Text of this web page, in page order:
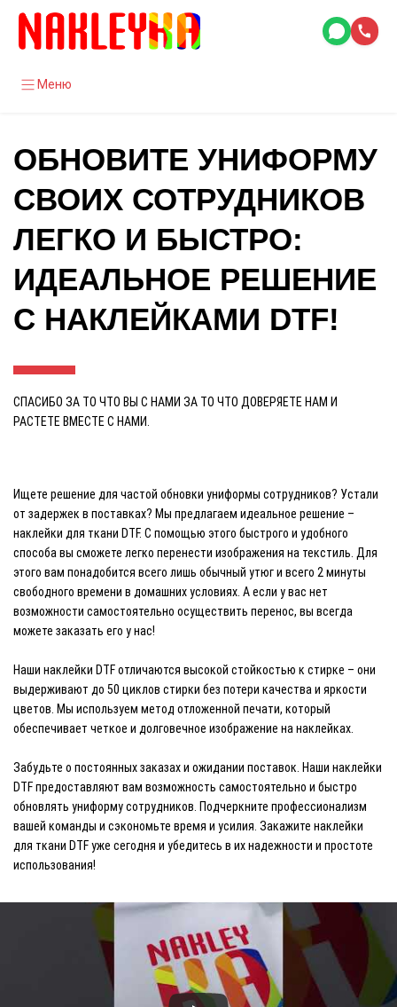
Меню
ОБНОВИТЕ УНИФОРМУ
СВОИХ СОТРУДНИКОВ
ЛЕГКО И БЫСТРО:
ИДЕАЛЬНОЕ РЕШЕНИЕ
С НАКЛЕЙКАМИ DTF!
СПАСИБО ЗА ТО ЧТО ВЫ С НАМИ ЗА ТО ЧТО ДОВЕРЯЕТЕ НАМ И
РАСТЕТЕ ВМЕСТЕ С НАМИ.
Ищете решение для частой обновки униформы сотрудников? Устали
от задержек в поставках? Мы предлагаем идеальное решение –
наклейки для ткани DTF. С помощью этого быстрого и удобного
способа вы сможете легко перенести изображения на текстиль. Для
этого вам понадобится всего лишь обычный утюг и всего 2 минуты
свободного времени в домашних условиях. А если у вас нет
возможности самостоятельно осуществить перенос, вы всегда
можете заказать его у нас!
Наши наклейки DTF отличаются высокой стойкостью к стирке – они
выдерживают до 50 циклов стирки без потери качества и яркости
цветов. Мы используем метод отложенной печати, который
обеспечивает четкое и долговечное изображение на наклейках.
Забудьте о постоянных заказах и ожидании поставок. Наши наклейки
DTF предоставляют вам возможность самостоятельно и быстро
обновлять униформу сотрудников. Подчеркните профессионализм
вашей команды и сэкономьте время и усилия. Закажите наклейки
для ткани DTF уже сегодня и убедитесь в их надежности и простоте
использования!